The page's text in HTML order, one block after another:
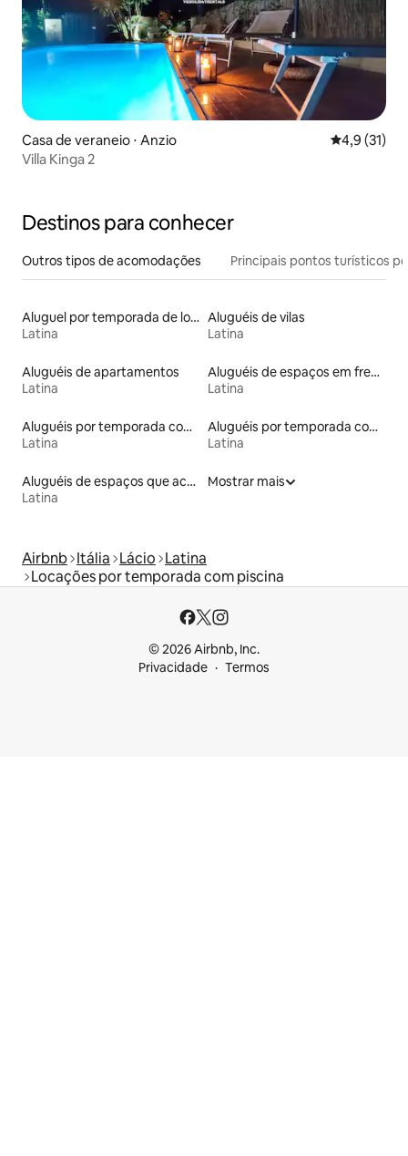
Casa de veraneio ⋅ Anzio 4,9 de uma
4,9 (31)
Villa Kinga 2
Destinos para conhecer
Outros tipos de acomodações Principais pontos turísticos
Aluguel por temporada de lofts
Latina
Aluguéis de vilas
Latina
Aluguéis de apartamentos
Latina
Aluguéis de espaços em frente à praia
Latina
Aluguéis por temporada com café da manhã
Latina
Aluguéis por temporada com banheira de hidromassagem
Latina
Aluguéis de espaços que aceitam animais de estimação
Latina
Mostrar mais
Airbnb Itália Lácio Latina
Locações por temporada com piscina
© 2026 Airbnb, Inc.
Privacidade
Termos